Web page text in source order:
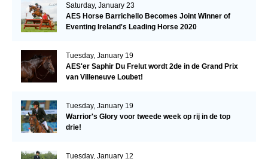
Saturday, January 23
AES Horse Barrichello Becomes Joint Winner of
Eventing Ireland's Leading Horse 2020
Tuesday, January 19
AES'er Saphir Du Frelut wordt 2de in de Grand Prix
van Villeneuve Loubet!
Tuesday, January 19
Warrior's Glory voor tweede week op rij in de top
drie!
Tuesday, January 12